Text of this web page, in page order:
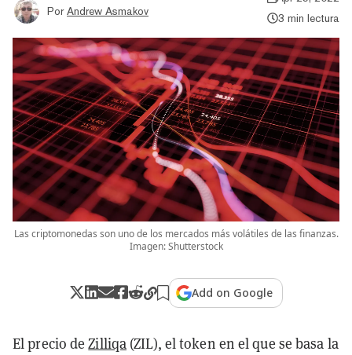
Por Andrew Asmakov
3 min lectura
Las criptomonedas son uno de los mercados más volátiles de las finanzas.
Imagen: Shutterstock
Add on Google
El precio deZilliqa (ZIL), el token en el que se basa la